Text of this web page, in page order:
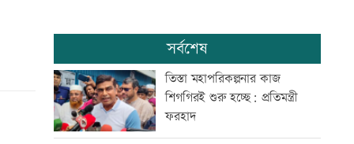
সর্বশেষ
তিস্তা মহাপরিকল্পনার কাজ
শিগগিরই শুরু হচ্ছে: প্রতিমন্ত্রী
ফরহাদ